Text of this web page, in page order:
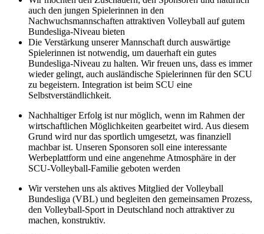
auch den jungen Spielerinnen in den
Nachwuchsmannschaften attraktiven Volleyball auf gutem
Bundesliga-Niveau bieten
Die Verstärkung unserer Mannschaft durch auswärtige
Spielerinnen ist notwendig, um dauerhaft ein gutes
Bundesliga-Niveau zu halten. Wir freuen uns, dass es immer
wieder gelingt, auch ausländische Spielerinnen für den SCU
zu begeistern. Integration ist beim SCU eine
Selbstverständlichkeit.
Nachhaltiger Erfolg ist nur möglich, wenn im Rahmen der
wirtschaftlichen Möglichkeiten gearbeitet wird. Aus diesem
Grund wird nur das sportlich umgesetzt, was finanziell
machbar ist. Unseren Sponsoren soll eine interessante
Werbeplattform und eine angenehme Atmosphäre in der
SCU-Volleyball-Familie geboten werden
Wir verstehen uns als aktives Mitglied der Volleyball
Bundesliga (VBL) und begleiten den gemeinsamen Prozess,
den Volleyball-Sport in Deutschland noch attraktiver zu
machen, konstruktiv.